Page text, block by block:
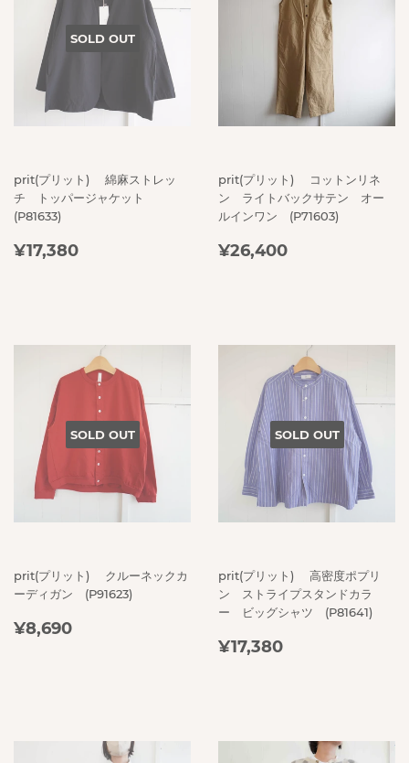
SOLD OUT
prit(プリット) 綿麻ストレッ
チ トッパージャケット
(P81633)
REGULAR
¥17,380
prit(プリット) コットンリネ
ン ライトバックサテン オー
ルインワン (P71603)
REGULAR
¥26,400
SOLD OUT
prit(プリット) クルーネックカ
ーディガン (P91623)
REGULAR
¥8,690
SOLD OUT
prit(プリット) 高密度ポプリ
ン ストライプスタンドカラ
ー ビッグシャツ (P81641)
REGULAR
¥17,380